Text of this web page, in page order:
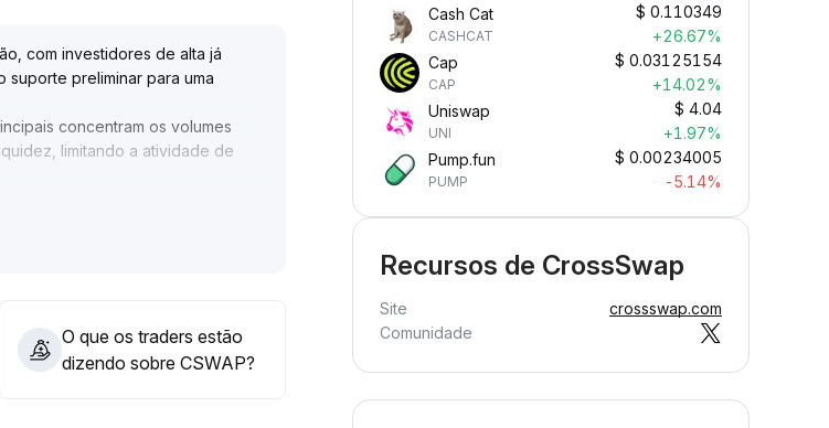
com investidores de alta já
preliminar para uma
concentram os volumes
limitando a atividade de
de referência: 0,85~1,10
no ambiente
O que os traders estão
dizendo sobre CSWAP?
Cash Cat
CASHCAT
$ 0.110349
+26.67%
Cap
CAP
$ 0.03125154
+14.02%
Uniswap
UNI
$ 4.04
+1.97%
Pump.fun
PUMP
$ 0.00234005
-5.14%
Recursos de CrossSwap
Site
crossswap.com
Comunidade